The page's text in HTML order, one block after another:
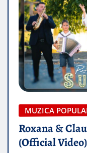
MUZICA
Roxana &
(Official Video)